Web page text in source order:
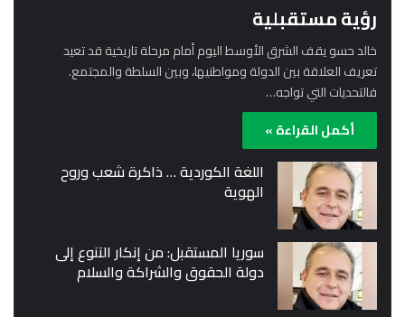
رؤية مستقبلية
خالد حسو يقف الشرق الأوسط اليوم أمام مرحلة تاريخية قد تعيد
تعريف العلاقة بين الدولة ومواطنيها، وبين السلطة والمجتمع.
فالتحديات التي تواجه…
أكمل القراءة »
اللغة الكوردية … ذاكرة شعب وروح
الهوية
سوريا المستقبل: من إنكار التنوع إلى
دولة الحقوق والشراكة والسلام